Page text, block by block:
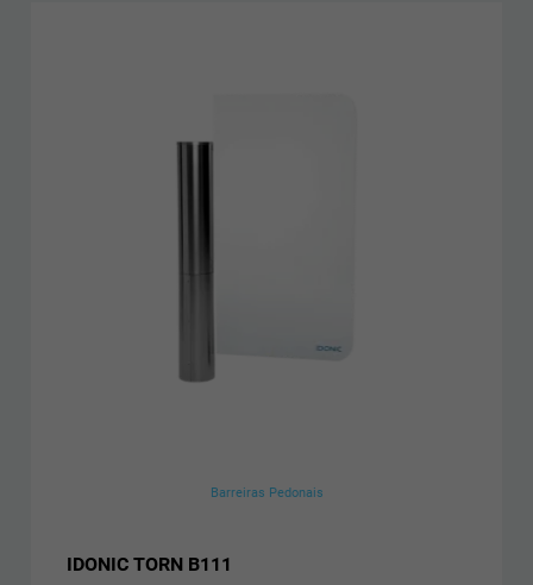
Barreiras Pedonais
IDONIC TORN B111